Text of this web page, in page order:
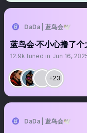
DaDa | 蓝鸟会🕊️
蓝鸟会·不小心撸了
12.9k tuned in Jun 16,
+23
DaDa | 蓝鸟会🕊️